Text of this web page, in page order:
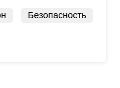
Безопасность